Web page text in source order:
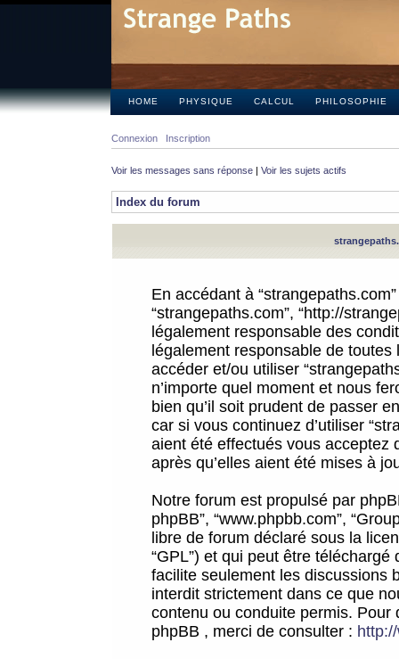
HOME PHYSIQUE CALCUL PHILOSOPHIE
Connexion Inscription
Voir les messages sans réponse | Voir les sujets actifs
Index du forum
En accédant à
“strangepaths.com”, “http://
légalement responsable des
légalement responsable de
accéder et/ou utiliser
n’importe quel moment et nous
bien qu’il soit prudent de passer
car si vous continuez d’utiliser
aient été effectués vous acceptez
après qu’elles aient été mises à
Notre forum est propulsé par
phpBB”, “www.phpbb.com”,
libre de forum déclaré sous la
“GPL”) et qui peut être téléchargé
facilite seulement les discussions
interdit strictement dans ce que
contenu ou conduite permis.
phpBB , merci de consulter :